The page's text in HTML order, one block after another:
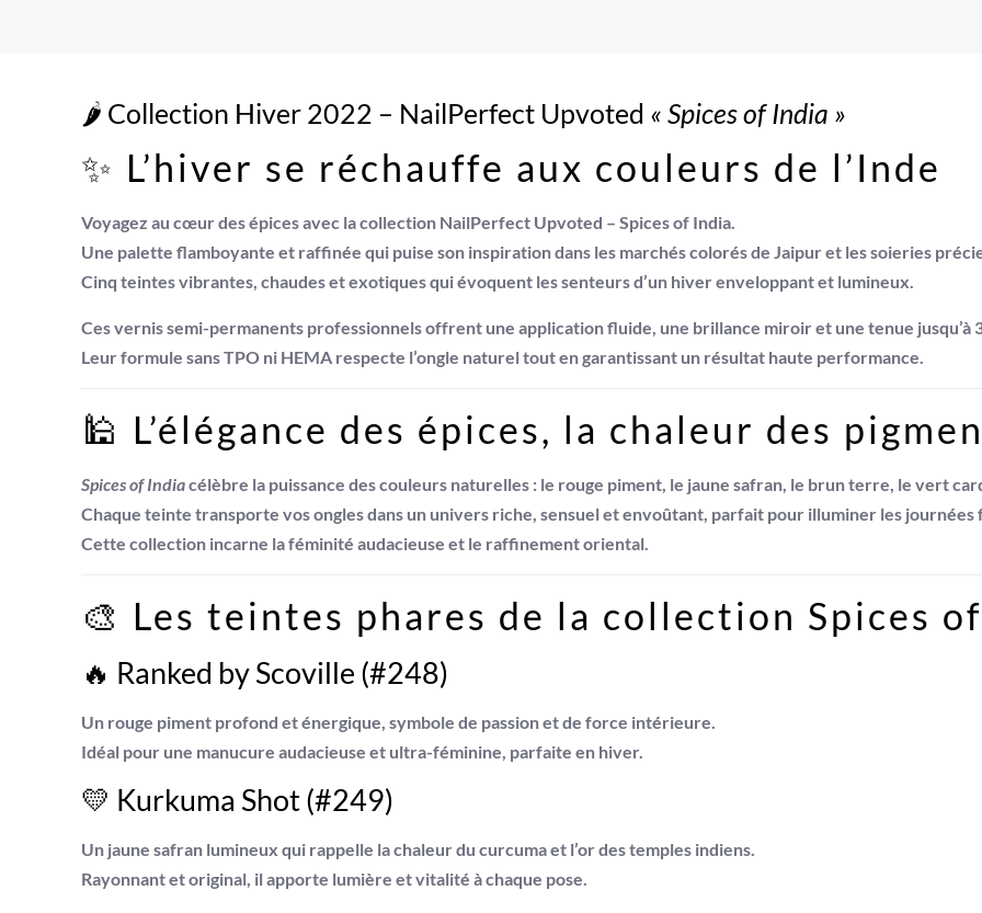
🌶️ Collection Hiver 2022 – NailPerfect Upvoted « Spices of India »
✨ L’hiver se réchauffe aux couleurs de l’Inde
Voyagez au cœur des épices avec la collection NailPerfect Upvoted – Spices of India.
Une palette flamboyante et raffinée qui puise son inspiration dans les marchés colorés de Jaipur et les soieries
Cinq teintes vibrantes, chaudes et exotiques qui évoquent les senteurs d’un hiver enveloppant et lumineux.
Ces vernis semi-permanents professionnels offrent uneapplication fluide, une brillance miroiret unetenue jusqu’à
Leur formulesans TPO ni HEMA respecte l’ongle naturel tout en garantissant un résultat haute performance.
🕌 L’élégance des épices, la chaleur des
Spices of Indiacélèbre la puissance des couleurs naturelles : le rouge piment, le jaune safran, le brun terre, le vert
Chaque teinte transporte vos ongles dans un univers riche, sensuel et envoûtant, parfait pour illuminer les journées
Cette collection incarne la féminité audacieuse et le raffinement oriental.
🎨 Les teintes phares de la collection Spices
🔥 Ranked by Scoville (#248)
Un rouge piment profond et énergique, symbole de passion et de force intérieure.
Idéal pour une manucure audacieuse et ultra-féminine, parfaite en hiver.
💛 Kurkuma Shot (#249)
Un jaune safran lumineux qui rappelle la chaleur du curcuma et l’or des temples indiens.
Rayonnant et original, il apporte lumière et vitalité à chaque pose.